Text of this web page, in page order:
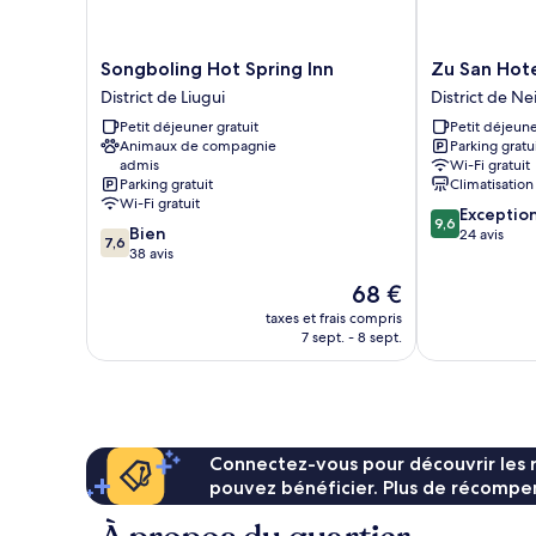
Songboling
Hot
Spring
Inn
District
de
Liugui
Songboling Hot Spring Inn
District de Liugui
Petit déjeuner gratuit
Animaux de compagnie
admis
Parking gratuit
Wi-Fi gratuit
7.6
sur
7,6 Bien
38 avis
Le
nouveau
prix
68 €
taxes et frais compris
7 sept. - 8 sept.
Zu
San
Hotel
District
de
Neimen
Zu San
District de
Petit
Parking
Wi-Fi gratuit
Climatisation
9.6
sur
9,6
24 avis
Connectez-vous pour découvrir
pouvez bénéficier. Plus de